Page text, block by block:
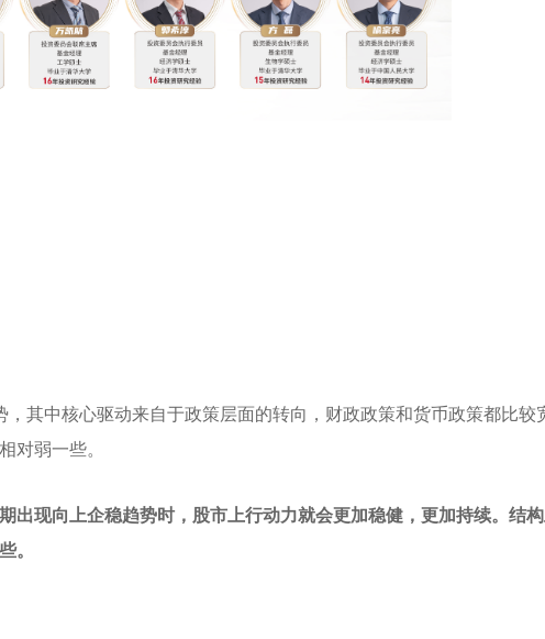
其中核心驱动来自于政策层面的转向，财政政策和货币政策都比较
对弱一些。
出现向上企稳趋势时，股市上行动力就会更加稳健，更加持续。结
。